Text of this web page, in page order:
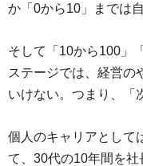
か「0から10」までは
そして「10から100」
ステージでは、経営の
いけない。つまり、「
個人のキャリアとして
て、30代の10年間を